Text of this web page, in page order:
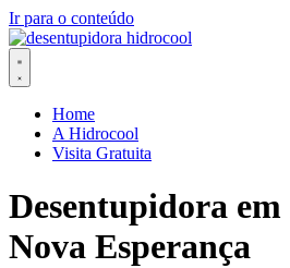
Ir para o conteúdo
Home
A Hidrocool
Visita Gratuita
Desentupidora
Nova Esperança